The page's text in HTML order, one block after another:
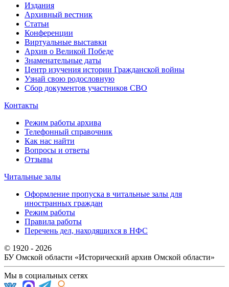
Издания
Архивный вестник
Статьи
Конференции
Виртуальные выставки
Архив о Великой Победе
Знаменательные даты
Центр изучения истории Гражданской войны
Узнай свою родословную
Сбор документов участников СВО
Контакты
Режим работы архива
Телефонный справочник
Как нас найти
Вопросы и ответы
Отзывы
Читальные залы
Оформление пропуска в читальные залы для
иностранных граждан
Режим работы
Правила работы
Перечень дел, находящихся в НФС
© 1920 - 2026
БУ Омской области «Исторический архив Омской области»
Мы в социальных сетях